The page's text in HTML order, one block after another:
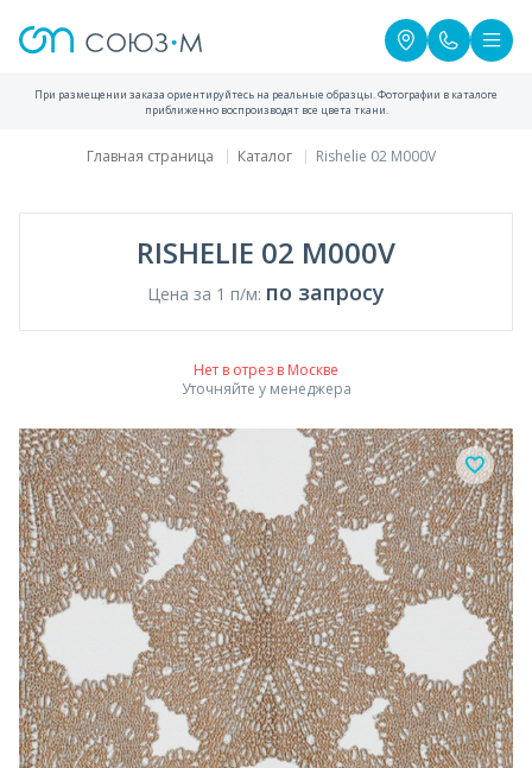
При размещении заказа ориентируйтесь на реальные образцы. Фотографии в каталоге
приближенно воспроизводят все цвета ткани.
Главная страница Каталог Rishelie 02 M000V
RISHELIE 02 M000V
Цена за 1 п/м: по запросу
Нет в отрез в Москве
Уточняйте у менеджера